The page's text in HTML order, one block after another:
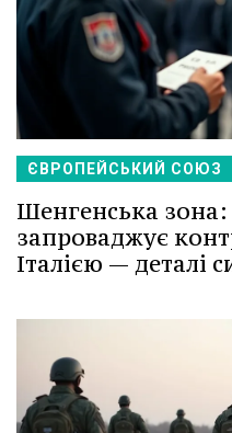
ЄВРОПЕЙСЬКИЙ СОЮЗ
Шенгенська зона:
запроваджує
Італією — деталі